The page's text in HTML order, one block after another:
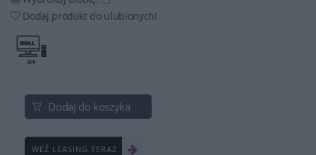
Dodaj produkt do ulubionych!
Dodaj do koszyka
WEŹ LEASING TERAZ